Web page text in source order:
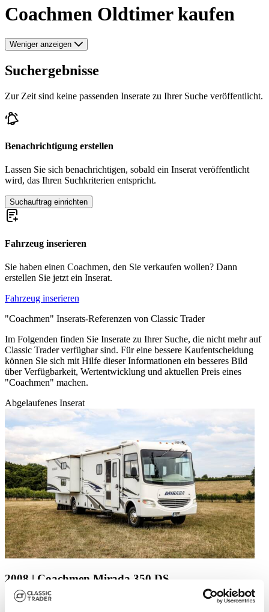
Coachmen Oldtimer kaufen
Weniger anzeigen
Suchergebnisse
Zur Zeit sind keine passenden Inserate zu Ihrer Suche veröffentlicht.
Benachrichtigung erstellen
Lassen Sie sich benachrichtigen, sobald ein Inserat veröffentlicht
wird, das Ihren Suchkriterien entspricht.
Suchauftrag einrichten
Fahrzeug inserieren
Sie haben einen Coachmen, den Sie verkaufen wollen? Dann
erstellen Sie jetzt ein Inserat.
Fahrzeug inserieren
"Coachmen" Inserats-Referenzen von Classic Trader
Im Folgenden finden Sie Inserate zu Ihrer Suche, die nicht mehr auf
Classic Trader verfügbar sind. Für eine bessere Kaufentscheidung
können Sie sich mit Hilfe dieser Informationen ein besseres Bild
über Verfügbarkeit, Wertentwicklung und aktuellen Preis eines
"Coachmen" machen.
Abgelaufenes Inserat
2008 | Coachmen Mirada 350 DS
2008 Coachmen Mirada 350 DS